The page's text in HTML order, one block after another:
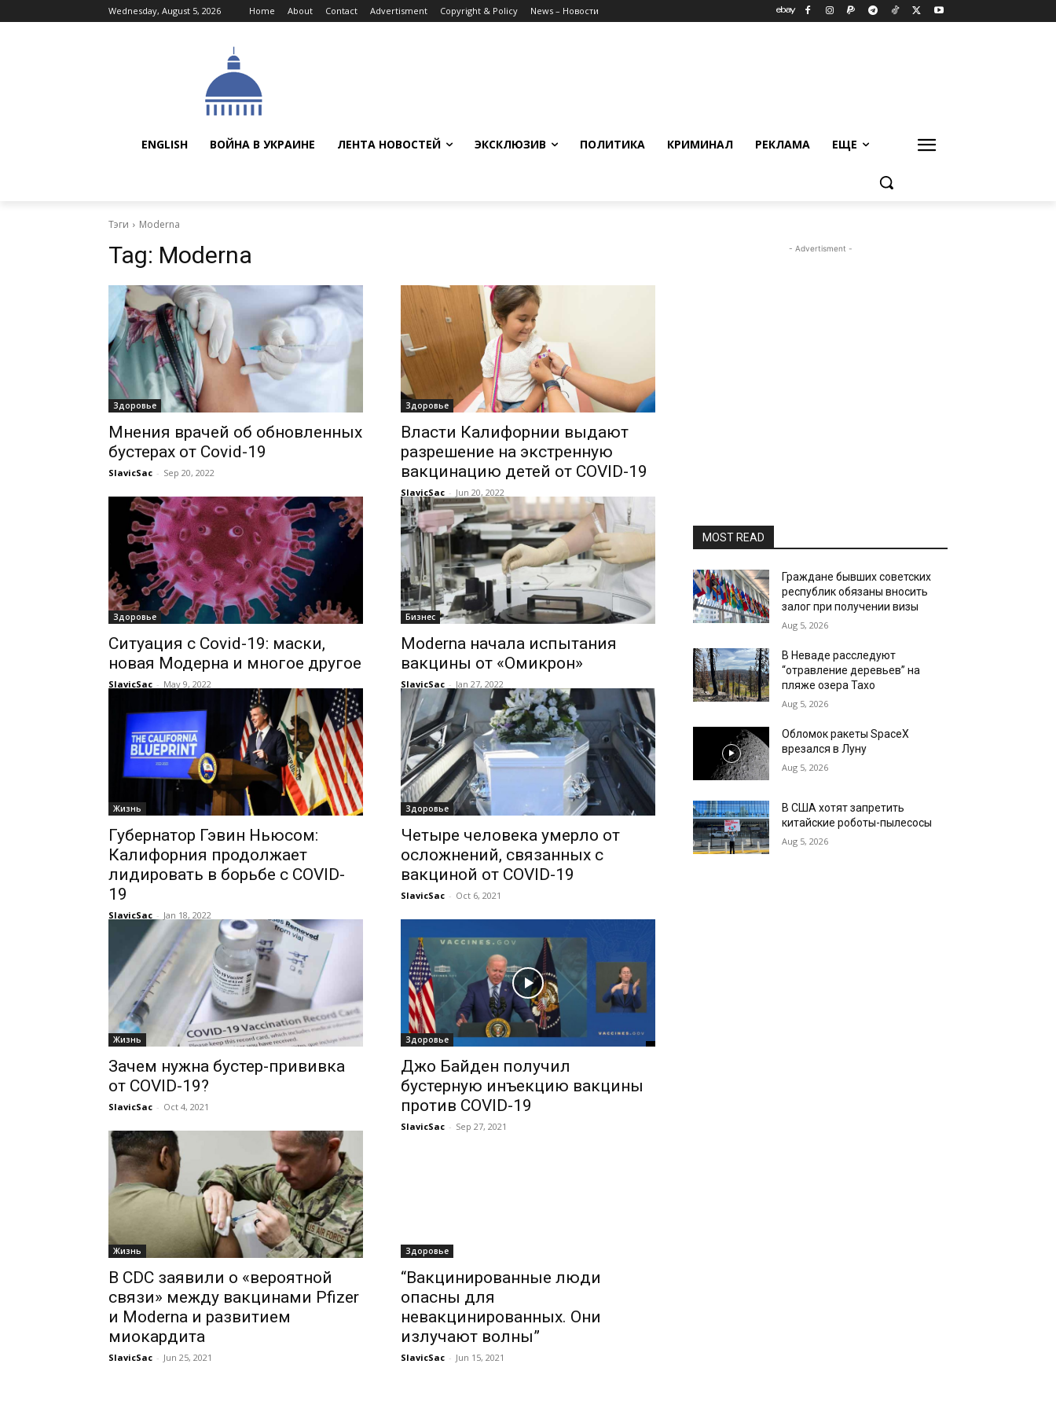
Wednesday, August 5, 2026 Home About Contact Advertisment Copyright & Policy News – Новости
ENGLISH ВОЙНА В УКРАИНЕ ЛЕНТА НОВОСТЕЙ ЭКСКЛЮЗИВ ПОЛИТИКА КРИМИНАЛ РЕКЛАМА ЕЩЕ
Тэги Moderna
Tag: Moderna
Здоровье
Мнения врачей об обновленных
бустерах от Covid-19
SlavicSac - Sep 20, 2022
Здоровье
Власти Калифорнии выдают
разрешение на экстренную
вакцинацию детей от COVID-19
SlavicSac - Jun 20, 2022
Здоровье
Ситуация с Covid-19: маски,
новая Модерна и многое другое
SlavicSac - May 9, 2022
Бизнес
Moderna начала испытания
вакцины от «Омикрон»
SlavicSac - Jan 27, 2022
Жизнь
Губернатор Гэвин Ньюсом:
Калифорния продолжает
лидировать в борьбе с COVID-
19
SlavicSac - Jan 18, 2022
Здоровье
Четыре человека умерло от
осложнений, связанных с
вакциной от COVID-19
SlavicSac - Oct 6, 2021
Жизнь
Зачем нужна бустер-прививка
от COVID-19?
SlavicSac - Oct 4, 2021
Здоровье
Джо Байден получил
бустерную инъекцию вакцины
против COVID-19
SlavicSac - Sep 27, 2021
Жизнь
В CDC заявили о «вероятной
связи» между вакцинами Pfizer
и Moderna и развитием
миокардита
SlavicSac - Jun 25, 2021
Здоровье
“Вакцинированные люди
опасны для
невакцинированных. Они
излучают волны”
SlavicSac - Jun 15, 2021
- Advertisment -
MOST READ
Граждане бывших советских
республик обязаны вносить
залог при получении визы
Aug 5, 2026
В Неваде расследуют
“отравление деревьев” на
пляже озера Тахо
Aug 5, 2026
Обломок ракеты SpaceX
врезался в Луну
Aug 5, 2026
В США хотят запретить
китайские роботы-пылесосы
Aug 5, 2026